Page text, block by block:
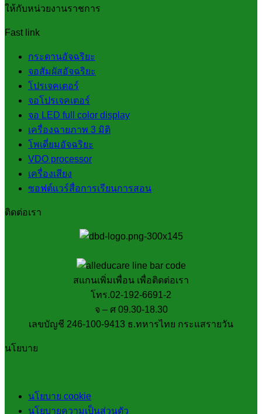
ให้กับหน่วยงานราชการ
Fast link
กระดานอัจฉริยะ
จอสัมผัสอัจฉริยะ
โปรเจคเตอร์
จอโปรเจคเตอร์
จอ LED full color display
เครื่องฉายภาพ 3 มิติ
โพเดี่ยมอัจฉริยะ
VDO processor
เครื่องเสียง
ซอฟต์แวร์สื่อการเรียนการสอน
ติดต่อเรา
สแกนเพิ่มเพื่อน เพื่อติดต่อเรา
โทร.02-192-6691-2
จ – ศ 09.30-18.30
เลขบัญชี 246-100-9413 ธ.ทหารไทย กระแสรายวัน
นโยบาย
นโยบาย cookie
นโยบายความเป็นส่วนตัว